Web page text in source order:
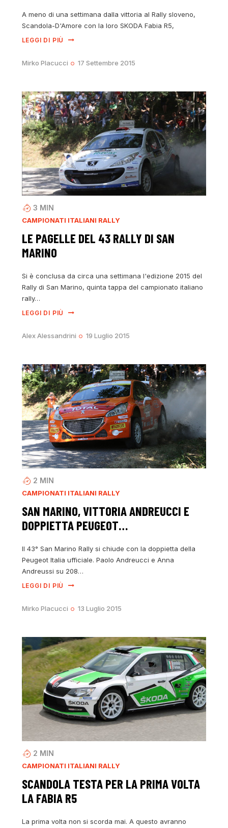
A meno di una settimana dalla vittoria al Rally sloveno,
Scandola-D'Amore con la loro SKODA Fabia R5,
LEGGI DI PIÙ
Mirko Placucci 17 Settembre 2015
3 MIN
CAMPIONATI ITALIANI RALLY
LE PAGELLE DEL 43 RALLY DI SAN
MARINO
Si è conclusa da circa una settimana l'edizione 2015 del
Rally di San Marino, quinta tappa del campionato italiano
rally…
LEGGI DI PIÙ
Alex Alessandrini 19 Luglio 2015
2 MIN
CAMPIONATI ITALIANI RALLY
SAN MARINO, VITTORIA ANDREUCCI E
DOPPIETTA PEUGEOT…
Il 43° San Marino Rally si chiude con la doppietta della
Peugeot Italia ufficiale. Paolo Andreucci e Anna
Andreussi su 208…
LEGGI DI PIÙ
Mirko Placucci 13 Luglio 2015
2 MIN
CAMPIONATI ITALIANI RALLY
SCANDOLA TESTA PER LA PRIMA VOLTA
LA FABIA R5
La prima volta non si scorda mai. A questo avranno